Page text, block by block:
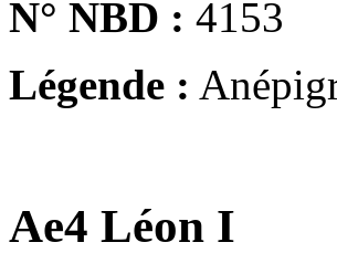
N° NBD : 4153
Légende :
Ae4 Léon I